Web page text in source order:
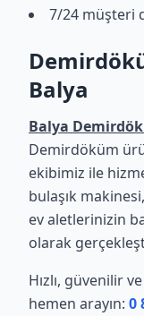
7/24 müşteri
Balya
Balya
Demirdöküm
ekibimiz ile
bulaşık
ev aletlerinizin
olarak
Hızlı, güvenilir
hemen arayın: 0